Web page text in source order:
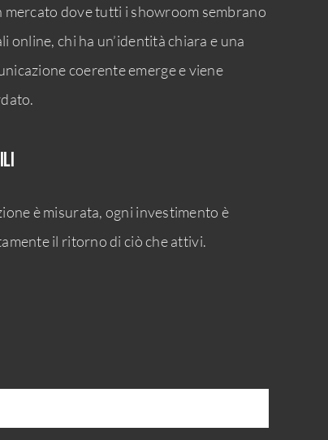
mercato dove tutti i showroom sembrano
online, chi ha un’identità chiara e una
coerente emerge e viene
è misurata, ogni investimento è
il ritorno di ciò che attivi.